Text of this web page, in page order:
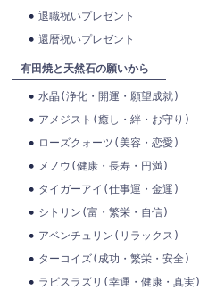
退職祝いプレゼント
還暦祝いプレゼント
有田焼と天然石の願いから
水晶(浄化・開運・願望成就)
アメジスト(癒し・絆・お守り)
ローズクォーツ(美容・恋愛)
メノウ(健康・長寿・円満)
タイガーアイ(仕事運・金運)
シトリン(富・繁栄・自信)
アベンチュリン(リラックス)
ターコイズ(成功・繁栄・安全)
ラピスラズリ(幸運・健康・真実)